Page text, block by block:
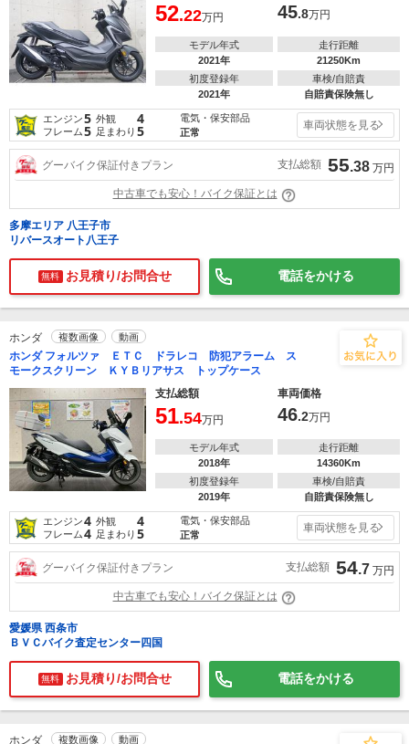
52.22万円 45.8万円
モデル年式
2021年
走行距離
21250Km
初度登録年
2021年
車検/自賠責
自賠責保険無し
エンジン5 外観 4
フレーム5 足まわり 5
電気・保安部品
正常
車両状態を見る
グーバイク保証付きプラン 支払総額 55.38 万円
中古車でも安心！バイク保証とは
多摩エリア 八王子市
リバースオート八王子
無料 お見積り/お問合せ 電話をかける
ホンダ 複数画像 動画
ホンダ フォルツァ ＥＴＣ ドラレコ 防犯アラーム ス
モークスクリーン ＫＹＢリアサス トップケース
支払総額
車両価格
51.54万円 46.2万円
モデル年式
2018年
走行距離
14360Km
初度登録年
2019年
車検/自賠責
自賠責保険無し
エンジン4 外観 4
フレーム4 足まわり 5
電気・保安部品
正常
車両状態を見る
グーバイク保証付きプラン 支払総額 54.7 万円
中古車でも安心！バイク保証とは
愛媛県 西条市
ＢＶＣバイク査定センター四国
無料 お見積り/お問合せ 電話をかける
ホンダ 複数画像 動画